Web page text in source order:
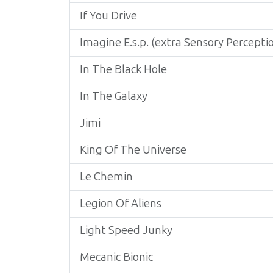
If You Drive
Imagine E.s.p. (extra Sensory
In The Black Hole
In The Galaxy
Jimi
King Of The Universe
Le Chemin
Legion Of Aliens
Light Speed Junky
Mecanic Bionic